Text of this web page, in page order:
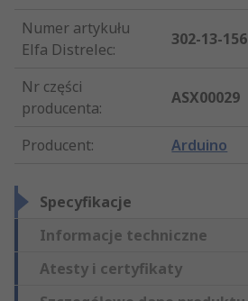
Numer artykułu
Elfa Distrelec:
302-13-156
Nr części
producenta:
ASX00029
Producent: Arduino
Specyfikacje
Informacje techniczne
Atesty i certyfikaty